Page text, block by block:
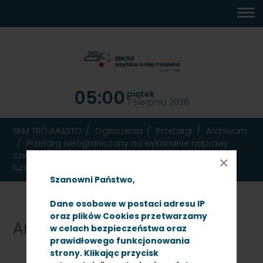
Szanowni Państwo,
Dane osobowe w postaci adresu IP
oraz plików Cookies przetwarzamy
w celach bezpieczeństwa oraz
prawidłowego funkcjonowania
strony. Klikając przycisk
×
DOSTĘPNOŚCI
05:00 piątek
7 sierpnia 2026
SKM TRÓJMIASTO Ogłoszenia Przetargi
Archiwum
Przetarg nieograniczony na wykonanie naprawy
czwartego poziomu utrzymania P4 z poprawą
funkcjonalności na 2 pojazdach. (SKMMU.086.61A.21)
Archiwum